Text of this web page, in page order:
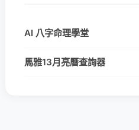
AI 八字命理學堂
馬雅13月亮曆查詢器